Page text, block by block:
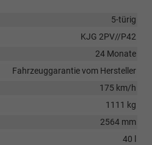
5-türig
KJG 2PV//P42
24 Monate
Fahrzeuggarantie vom Hersteller
175 km/h
1111 kg
2564 mm
40 l